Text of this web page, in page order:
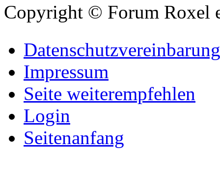
Copyright © Forum Roxel
Datenschutzvereinbarung
Impressum
Seite weiterempfehlen
Login
Seitenanfang